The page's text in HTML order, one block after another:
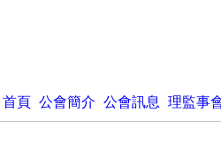
首頁 公會簡介 公會訊息 理監事